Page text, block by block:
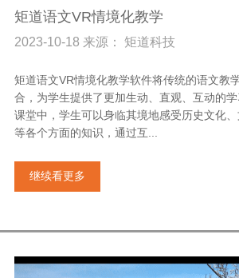
矩道语文VR情境化教学
2023-10-18 来源： 矩道科技
矩道语文VR情境化教学软件将传统的语文教
合，为学生提供了更加生动、直观、互动的
课堂中，学生可以身临其境地感受历史文化
等各个方面的知识，通过互...
继续看更多